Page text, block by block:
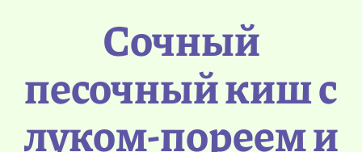
Сочный
песочный киш с
луком-пореем и